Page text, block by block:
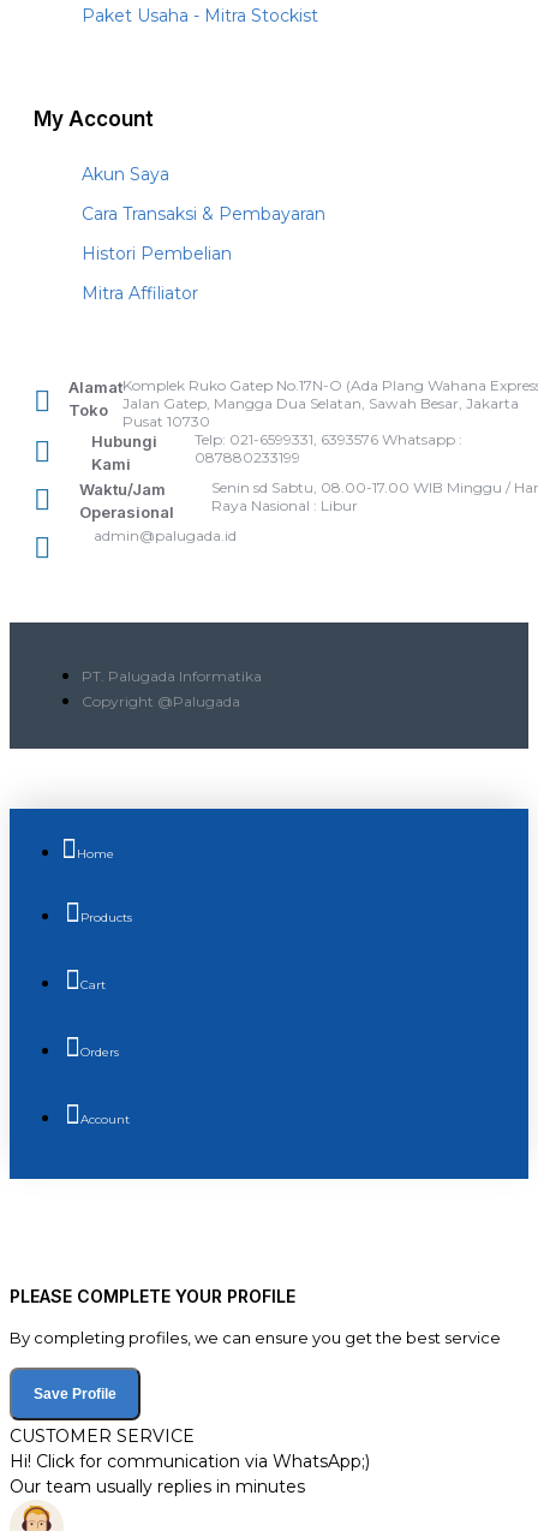
Paket Usaha - Mitra Stockist
My Account
Akun Saya
Cara Transaksi & Pembayaran
Histori Pembelian
Mitra Affiliator
Alamat
Toko
Komplek Ruko Gatep No.17N-O (Ada Plang Wahana
Jalan Gatep, Mangga Dua Selatan, Sawah Besar, Jakarta
Pusat 10730
Hubungi
Kami
Telp: 021-6599331, 6393576 Whatsapp :
087880233199
Waktu/Jam
Operasional
Senin sd Sabtu, 08.00-17.00 WIB Minggu /
Raya Nasional : Libur
admin@palugada.id
PT. Palugada Informatika
Copyright @Palugada
Home
Products
Cart
Orders
Account
PLEASE COMPLETE YOUR PROFILE
By completing profiles, we can ensure you get the best service
Save Profile
CUSTOMER SERVICE
Hi! Click for communication via WhatsApp;)
Our team usually replies in minutes